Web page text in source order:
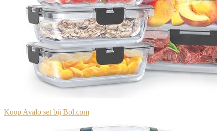
Koop Avalo set bij Bol.com